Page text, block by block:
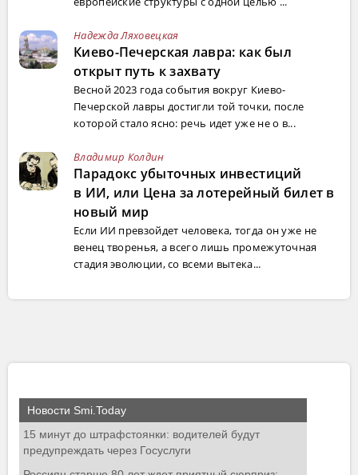
Надежда Ляховецкая
Киево-Печерская лавра: как был
открыт путь к захвату
Весной 2023 года события вокруг Киево-
Печерской лавры достигли той точки, после
которой стало ясно: речь идет уже не о в...
Владимир Колдин
Парадокс убыточных инвестиций
в ИИ, или Цена за лотерейный билет в
новый мир
Если ИИ превзойдет человека, тогда он уже не
венец творенья, а всего лишь промежуточная
стадия эволюции, со всеми вытека...